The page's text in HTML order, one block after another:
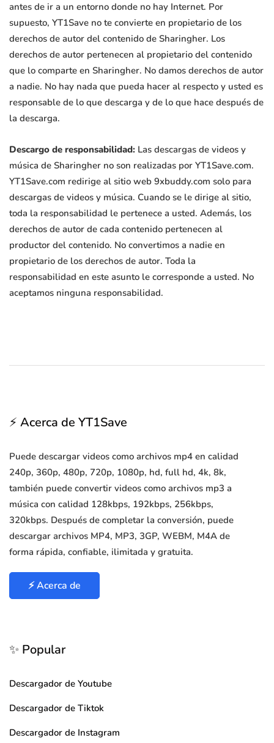
antes de ir a un entorno donde no hay Internet. Por
supuesto, YT1Save no te convierte en propietario de los
derechos de autor del contenido de Sharingher. Los
derechos de autor pertenecen al propietario del contenido
que lo comparte en Sharingher. No damos derechos de autor
a nadie. No hay nada que pueda hacer al respecto y usted es
responsable de lo que descarga y de lo que hace después de
la descarga.
Descargo de responsabilidad: Las descargas de videos y
música de Sharingher no son realizadas por YT1Save.com.
YT1Save.com redirige al sitio web 9xbuddy.com solo para
descargas de videos y música. Cuando se le dirige al sitio,
toda la responsabilidad le pertenece a usted. Además, los
derechos de autor de cada contenido pertenecen al
productor del contenido. No convertimos a nadie en
propietario de los derechos de autor. Toda la
responsabilidad en este asunto le corresponde a usted. No
aceptamos ninguna responsabilidad.
⚡ Acerca de YT1Save
Puede descargar videos como archivos mp4 en calidad
240p, 360p, 480p, 720p, 1080p, hd, full hd, 4k, 8k,
también puede convertir videos como archivos mp3 a
música con calidad 128kbps, 192kbps, 256kbps,
320kbps. Después de completar la conversión, puede
descargar archivos MP4, MP3, 3GP, WEBM, M4A de
forma rápida, confiable, ilimitada y gratuita.
⚡ Acerca de
✨ Popular
Descargador de Youtube
Descargador de Tiktok
Descargador de Instagram